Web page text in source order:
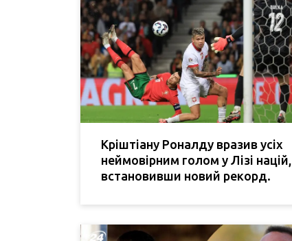
Кріштіану Роналду вразив усіх
неймовірним голом у Лізі націй,
встановивши новий рекорд.